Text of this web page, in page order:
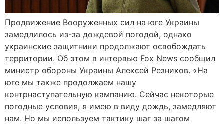
Продвижение Вооруженных сил на юге Украины
замедлилось из-за дождевой погодой, однако
украинские защитники продолжают освобождать
территории. Об этом в интервью Fox News сообщил
министр обороны Украины Алексей Резников. «На
юге мы также продолжаем нашу
контрнаступательную кампанию. Сейчас некоторые
погодные условия, я имею в виду дождь, замедляют
нам. Но мы используем тактику шаг за шагом